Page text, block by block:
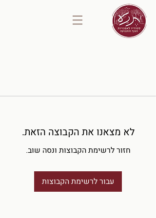
לא מצאנו את הקבוצה הזאת.
חזור לרשימת הקבוצות ונסה שוב.
עבור לרשימת הקבוצות